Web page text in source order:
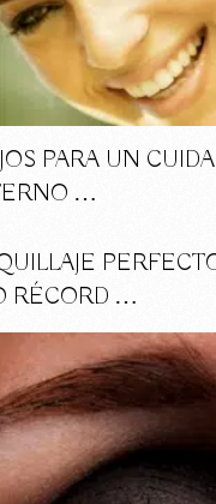
PARA UN
…
RÉCORD …